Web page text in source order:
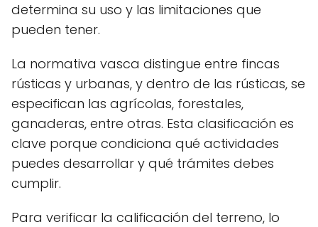
determina su uso y las limitaciones que
pueden tener.
La normativa vasca distingue entre fincas
rústicas y urbanas, y dentro de las rústicas, se
especifican las agrícolas, forestales,
ganaderas, entre otras. Esta clasificación es
clave porque condiciona qué actividades
puedes desarrollar y qué trámites debes
cumplir.
Para verificar la calificación del terreno, lo